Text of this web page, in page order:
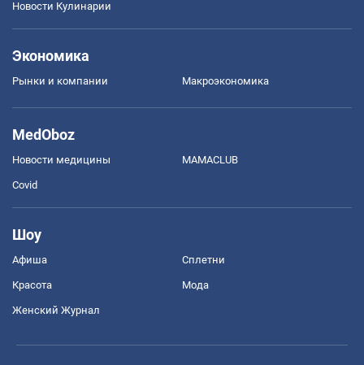
Новости Кулинарии
Экономика
Рынки и компании Mакроэкономика
MedOboz
Новости медицины MAMACLUB
Covid
Шоу
Афиша Сплетни
Красота Мода
Женский Журнал